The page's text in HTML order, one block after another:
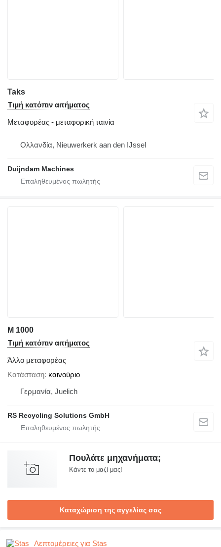
Taks
Τιμή κατόπιν αιτήματος
Μεταφορέας - μεταφορική ταινία
Ολλανδία, Nieuwerkerk aan den IJssel
Duijndam Machines
M 1000
Τιμή κατόπιν αιτήματος
Άλλο μεταφορέας
Κατάσταση καινούριο
Γερμανία, Juelich
RS Recycling Solutions GmbH
Πουλάτε μηχανήματα;
Κάντε το μαζί μας!
Καταχώριση της αγγελίας σας
Λεπτομέρειες για Stas